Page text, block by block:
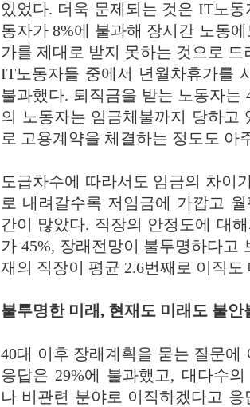
있었다. 더욱 문제되는 것은 IT노
동자가 8%에 불과해 장시간 노동
가를 제대로 받지 못하는 것으로 드
IT노동자들 중에서 년월차휴가를
불과했다. 퇴직금을 받는 노동자는
의 노동자는 임금체불까지 당하고
로 고용계약을 체결하는 정도도 아
도급차수에 따라서도 임금의 차이
로 내려갈수록 저임금에 가깝고
간이 많았다. 직장의 안정도에 대
가 45%, 장래전망이 불투명하다고
재의 직장이 평균 2.6번째로 이직
불투명한 미래, 현재도 미래도 불안
40대 이후 장래계획을 묻는 질문
응답은 29%에 불과했고, 대다수
나 비관련 분야로 이직하겠다고